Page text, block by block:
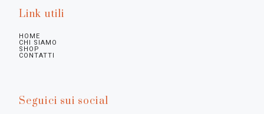
Link utili
HOME
CHI SIAMO
SHOP
CONTATTI
Seguici sui social